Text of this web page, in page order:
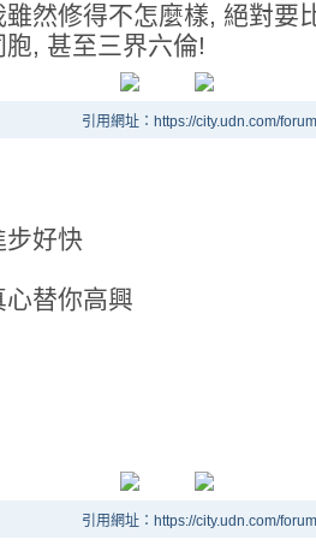
雖然修得不怎麼樣, 絕對要
胞, 甚至三界六倫!
引用網址：https://city.udn.com/
步好快
心替你高興
引用網址：https://city.udn.com/